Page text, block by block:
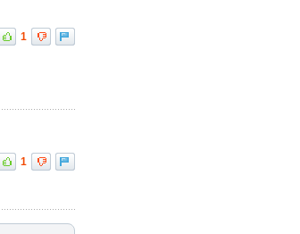
1
1